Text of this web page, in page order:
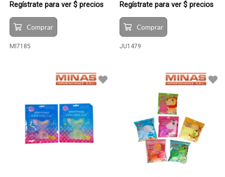
Regístrate para ver $ precios
Comprar
MI7185
Regístrate para ver $ precios
Comprar
JU1479